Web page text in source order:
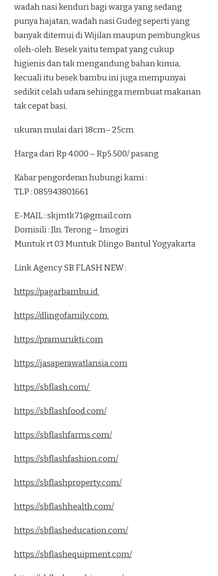
wadah nasi kenduri bagi warga yang sedang
punya hajatan, wadah nasi Gudeg seperti yang
banyak ditemui di Wijilan maupun pembungkus
oleh-oleh. Besek yaitu tempat yang cukup
higienis dan tak mengandung bahan kimia,
kecuali itu besek bambu ini juga mempunyai
sedikit celah udara sehingga membuat makanan
tak cepat basi.
ukuran mulai dari 18cm– 25cm
Harga dari Rp 4.000 – Rp5.500/ pasang
Kabar pengorderan hubungi kami :
TLP : 085943801661
E-MAIL :skjmtk71@gmail.com
Domisili : Jln. Terong – Imogiri
Muntuk rt 03 Muntuk Dlingo Bantul Yogyakarta
Link Agency SB FLASH NEW :
https://pagarbambu.id
https://dlingofamily.com
https://pramurukti.com
https://jasaperawatlansia.com
https://sbflash.com/
https://sbflashfood.com/
https://sbflashfarms.com/
https://sbflashfashion.com/
https://sbflashproperty.com/
https://sbflashhealth.com/
https://sbflasheducation.com/
https://sbflashequipment.com/